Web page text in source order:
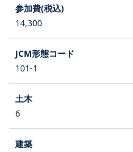
14,300
101-1
6